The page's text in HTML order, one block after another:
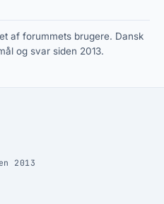
af forummets brugere. Dansk
og svar siden 2013.
2013